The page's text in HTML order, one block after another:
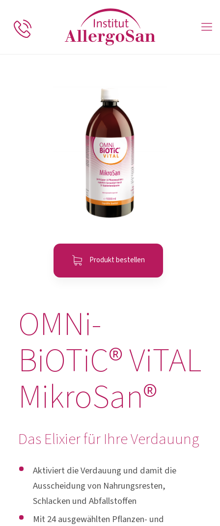
Produkt bestellen
OMNi-
BiOTiC® ViTAL
MikroSan®
Das Elixier für Ihre Verdauung
Aktiviert die Verdauung und damit die
Ausscheidung von Nahrungsresten,
Schlacken und Abfallstoffen
Mit 24 ausgewählten Pflanzen- und